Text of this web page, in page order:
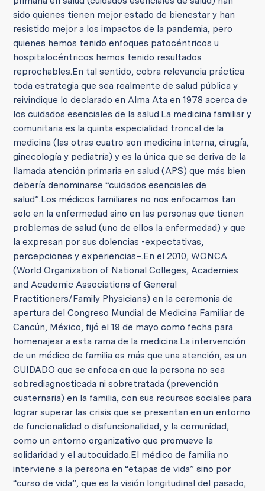
sido quienes tienen mejor estado de bienestar y han
resistido mejor a los impactos de la pandemia, pero
quienes hemos tenido enfoques patocéntricos u
hospitalocéntricos hemos tenido resultados
reprochables.En tal sentido, cobra relevancia práctica
toda estrategia que sea realmente de salud pública y
reivindique lo declarado en Alma Ata en 1978 acerca de
los cuidados esenciales de la salud.La medicina familiar y
comunitaria es la quinta especialidad troncal de la
medicina (las otras cuatro son medicina interna, cirugía,
ginecología y pediatría) y es la única que se deriva de la
llamada atención primaria en salud (APS) que más bien
debería denominarse “cuidados esenciales de
salud”.Los médicos familiares no nos enfocamos tan
solo en la enfermedad sino en las personas que tienen
problemas de salud (uno de ellos la enfermedad) y que
la expresan por sus dolencias -expectativas,
percepciones y experiencias–.En el 2010, WONCA
(World Organization of National Colleges, Academies
and Academic Associations of General
Practitioners/Family Physicians) en la ceremonia de
apertura del Congreso Mundial de Medicina Familiar de
Cancún, México, fijó el 19 de mayo como fecha para
homenajear a esta rama de la medicina.La intervención
de un médico de familia es más que una atención, es un
CUIDADO que se enfoca en que la persona no sea
sobrediagnosticada ni sobretratada (prevención
cuaternaria) en la familia, con sus recursos sociales para
lograr superar las crisis que se presentan en un entorno
de funcionalidad o disfuncionalidad, y la comunidad,
como un entorno organizativo que promueve la
solidaridad y el autocuidado.El médico de familia no
interviene a la persona en “etapas de vida” sino por
“curso de vida”, que es la visión longitudinal del pasado,